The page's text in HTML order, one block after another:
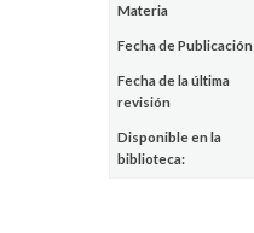
Materia
Fecha de Publicación
Fecha de la última
revisión
Disponible en la
biblioteca: